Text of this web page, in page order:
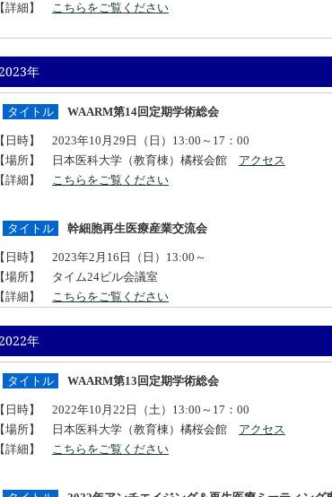
【詳細】 こちらをご覧ください
年
タイトル WAARM第14回定期学術総会
【日時】 2023年10月29日（日）13:00～17：00
【場所】 日本医科大学（教育棟）橘桜会館 アクセス
【詳細】 こちらをご覧ください
タイトル 幹細胞再生医療産業交流会
【日時】 2023年2月16日（日）13:00～
【場所】 タイム24ビル会議室
【詳細】 こちらをご覧ください
年
タイトル WAARM第13回定期学術総会
【日時】 2022年10月22日（土）13:00～17：00
【場所】 日本医科大学（教育棟）橘桜会館 アクセス
【詳細】 こちらをご覧ください